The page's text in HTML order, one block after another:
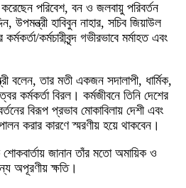
পরিবেশ, বন ও জলবায়ু পরিবর্তন
উপমন্ত্রী হাবিবুন নাহার, সচিব জিয়াউল
কর্মচারীবৃন্দ গভীরভাবে মর্মাহত এবং
বলেন, তার মতী একজন সদালাপী, ধার্মিক,
কর্মকর্তা বিরল। কর্মজীবনে তিনি দেশের
বিরূপ প্রভাব মােকাবিলায় দেশী এবং
করার কারণে স্মরণীয় হয়ে থাকবেন।
জানান তাঁর মতো অমায়িক ও
অপূরণীয় ক্ষতি।